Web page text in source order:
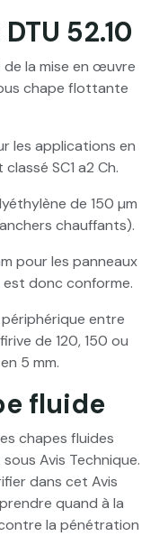
52.10
de la mise en œuvre
chape flottante
les applications en
SC1 a2 Ch.
de 150 µm
chauffants).
pour les panneaux
est donc conforme.
entre
de 120, 150 ou
5 mm.
fluide
chapes fluides
Avis Technique.
dans cet Avis
quand à la
la pénétration